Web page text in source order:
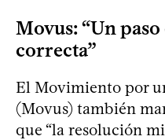
Movus: “Un
correcta”
El Movimiento por
(Movus) también
que “la resolución